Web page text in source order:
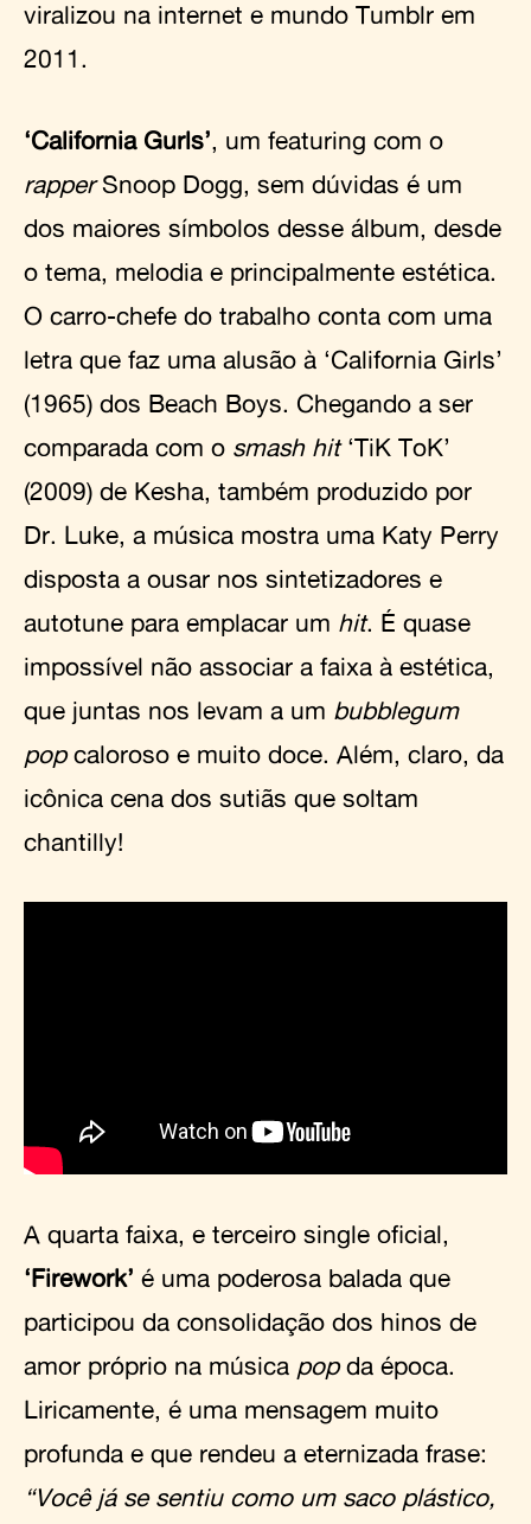
viralizou na internet e mundo Tumblr em
2011.
‘California Gurls’, um featuring com o
rapperSnoop Dogg, sem dúvidas é um
dos maiores símbolos desse álbum, desde
o tema, melodia e principalmente estética.
O carro-chefe do trabalho conta com uma
letra que faz uma alusão à ‘California Girls’
(1965) dos Beach Boys. Chegando a ser
comparada com o smash hit‘TiK ToK’
(2009) de Kesha, também produzido por
Dr. Luke, a música mostra uma Katy Perry
disposta a ousar nos sintetizadores e
autotune para emplacar um hit. É quase
impossível não associar a faixa à estética,
que juntas nos levam a um bubblegum
popcaloroso e muito doce. Além, claro, da
icônica cena dos sutiãs que soltam
chantilly!
A quarta faixa, e terceiro single oficial,
‘Firework’ é uma poderosa balada que
participou da consolidação dos hinos de
amor próprio na música popda época.
Liricamente, é uma mensagem muito
profunda e que rendeu a eternizada frase:
“Você já se sentiu como um saco plástico,